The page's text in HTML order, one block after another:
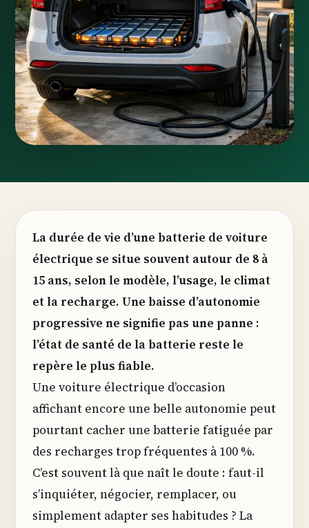
La durée de vie d’une batterie de voiture
électrique se situe souvent autour de 8 à
15 ans, selon le modèle, l’usage, le climat
et la recharge. Une baisse d’autonomie
progressive ne signifie pas une panne :
l’état de santé de la batterie reste le
repère le plus fiable.
Une voiture électrique d’occasion
affichant encore une belle autonomie peut
pourtant cacher une batterie fatiguée par
des recharges trop fréquentes à 100 %.
C’est souvent là que naît le doute : faut-il
s’inquiéter, négocier, remplacer, ou
simplement adapter ses habitudes ? La